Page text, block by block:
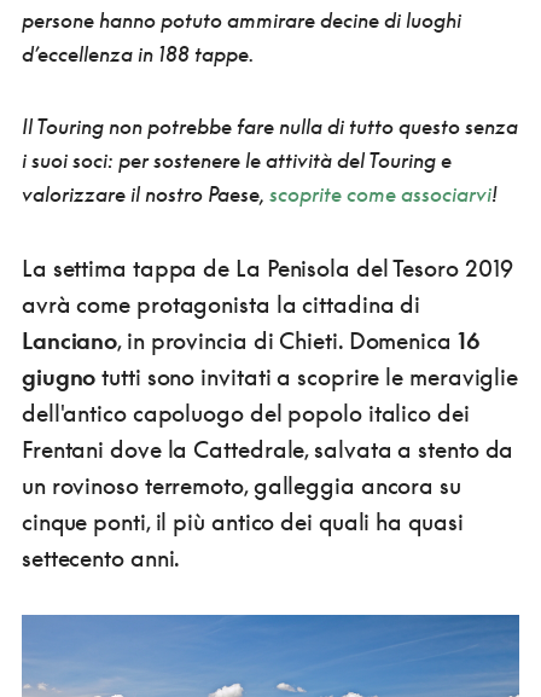
persone hanno potuto ammirare decine di luoghi
d’eccellenza in 188 tappe.
Il Touring non potrebbe fare nulla di tutto questo senza
i suoi soci: per sostenere le attività del Touring e
valorizzare il nostro Paese, scoprite come associarvi!
La settima tappa de La Penisola del Tesoro 2019
avrà come protagonista la cittadina di
Lanciano, in provincia di Chieti. Domenica 16
giugno tutti sono invitati a scoprire le meraviglie
dell'antico capoluogo del popolo italico dei
Frentani dove la Cattedrale, salvata a stento da
un rovinoso terremoto, galleggia ancora su
cinque ponti, il più antico dei quali ha quasi
settecento anni.